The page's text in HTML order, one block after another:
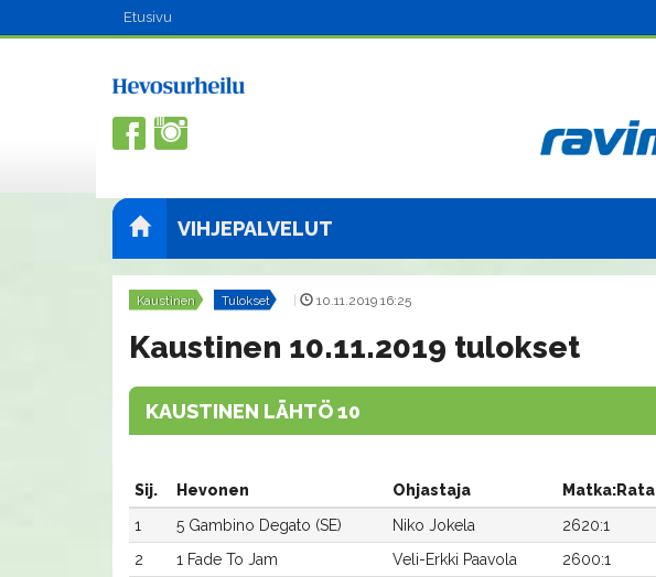
Etusivu
VIHJEPALVELUT
Kaustinen Tulokset 10.11.2019 16:25
Kaustinen 10.11.2019 tulokset
KAUSTINEN LÄHTÖ 10
Sij. Hevonen Ohjastaja Matka:Rata
1
5 Gambino Degato (SE) Niko Jokela 2620:1
2
1 Fade To Jam Veli-Erkki Paavola 2600:1